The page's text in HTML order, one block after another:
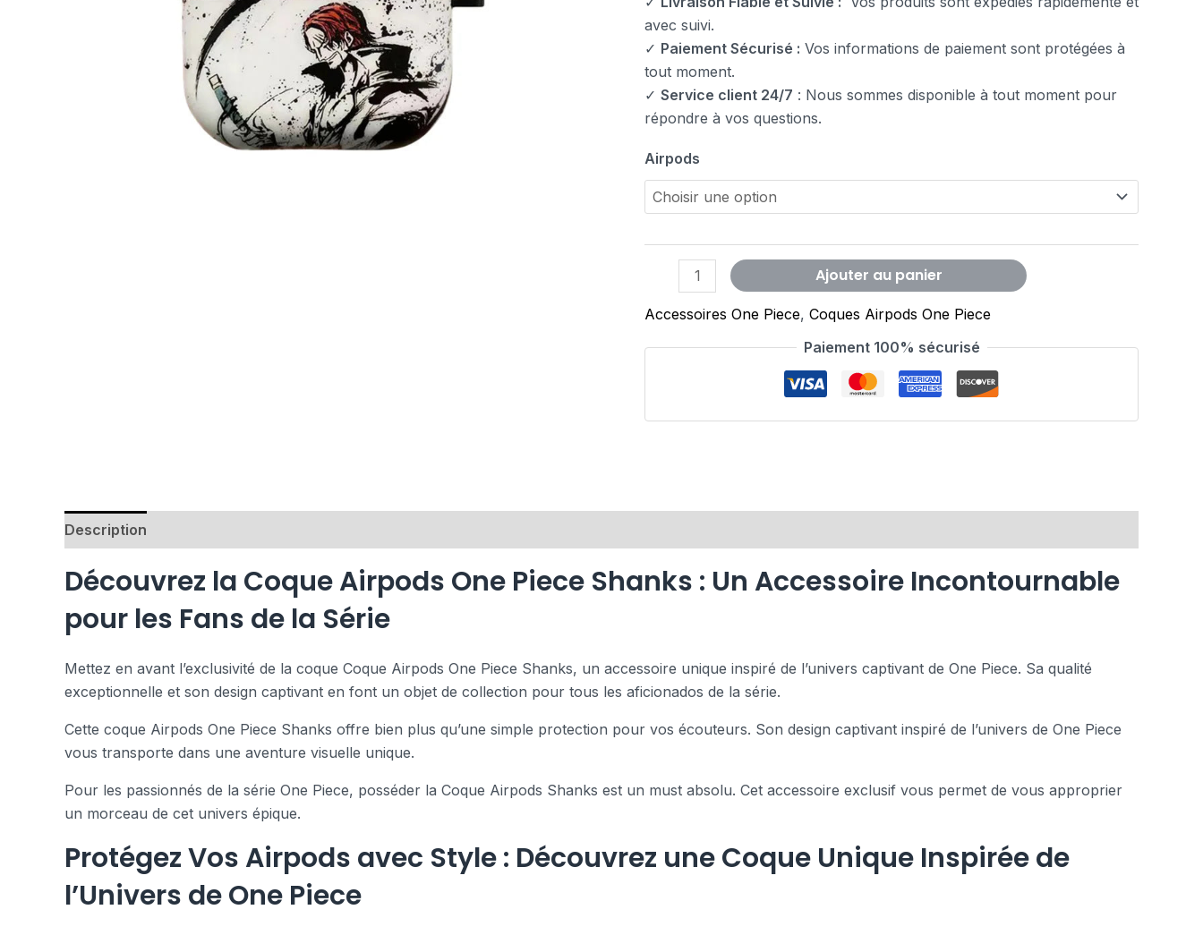
avec suivi.
✓ Paiement Sécurisé : Vos informations de paiement sont protégées à
tout moment.
✓ Service client 24/7 : Nous sommes disponible à tout moment pour
répondre à vos questions.
Airpods
Ajouter au panier
Accessoires One Piece, Coques Airpods One Piece
Paiement 100% sécurisé
Description
Découvrez la Coque Airpods One Piece Shanks : Un Accessoire Incontournable
pour les Fans de la Série
Mettez en avant l’exclusivité de la coque Coque Airpods One Piece Shanks, un accessoire unique inspiré de l’univers captivant de One Piece. Sa qualité
exceptionnelle et son design captivant en font un objet de collection pour tous les aficionados de la série.
Cette coque Airpods One Piece Shanks offre bien plus qu’une simple protection pour vos écouteurs. Son design captivant inspiré de l’univers de One Piece
vous transporte dans une aventure visuelle unique.
Pour les passionnés de la série One Piece, posséder la Coque Airpods Shanks est un must absolu. Cet accessoire exclusif vous permet de vous approprier
un morceau de cet univers épique.
Protégez Vos Airpods avec Style : Découvrez une Coque Unique Inspirée de
l’Univers de One Piece